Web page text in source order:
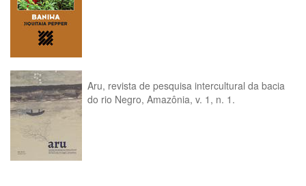
Aru, revista de pesquisa intercultural da bacia
do rio Negro, Amazônia, v. 1, n. 1.